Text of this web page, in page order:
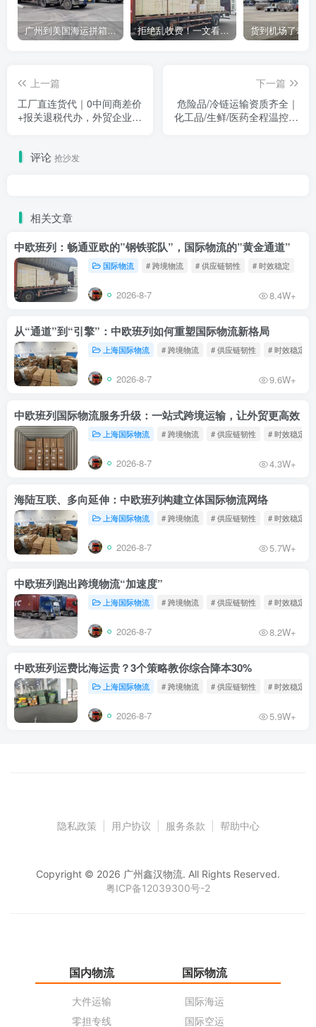
广州到美国海运拼箱多少钱？2024年最新运费构成+隐藏费用避坑指南 拒绝乱收费！一文看懂中国货代计费套路，教你避开所有隐形坑
上一篇
工厂直连货代｜0中间商差价
+报关退税代办，外贸企业降
下一篇
危险品/冷链运输资质齐全｜
化工品/生鲜/医药全程温控，
评论 抢沙发
相关文章
中欧班列：畅通亚欧的”钢铁驼队”，国际物流的”黄金通道”
国际物流 # 跨境物流 # 供应链韧性 # 时效稳定
2026-8-7 8.4W+
从“通道”到“引擎”：中欧班列如何重塑国际物流新格局
上海国际物流 # 跨境物流 # 供应链韧性 # 时效稳定
2026-8-7 9.6W+
中欧班列国际物流服务升级：一站式跨境运输，让外贸更高效
上海国际物流 # 跨境物流 # 供应链韧性 # 时效稳定
2026-8-7 4.3W+
海陆互联、多向延伸：中欧班列构建立体国际物流网络
上海国际物流 # 跨境物流 # 供应链韧性 # 时效稳定
2026-8-7 5.7W+
中欧班列跑出跨境物流“加速度”
上海国际物流 # 跨境物流 # 供应链韧性 # 时效稳定
2026-8-7 8.2W+
中欧班列运费比海运贵？3个策略教你综合降本30%
上海国际物流 # 跨境物流 # 供应链韧性 # 时效稳定
2026-8-7 5.9W+
隐私政策 用户协议 服务条款 帮助中心
Copyright © 2026 广州鑫汉物流. All Rights Reserved.
粤ICP备12039300号-2
国内物流
大件运输
零担专线
国际物流
国际海运
国际空运